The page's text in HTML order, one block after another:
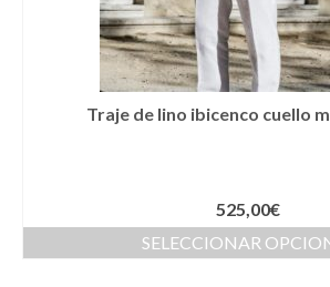
Quienes somos
Contacto
Traje de lino ibicenco cuello
525,00€
SELECCIONAR